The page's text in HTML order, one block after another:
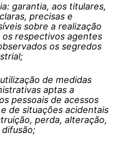
garantia, aos titulares,
precisas e
sobre a realização
respectivos agentes
os segredos
de medidas
aptas a
pessoais de acessos
de situações acidentais
perda, alteração,